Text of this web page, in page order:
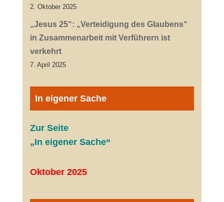
2. Oktober 2025
„Jesus 25“: „Verteidigung des Glaubens“
in Zusammenarbeit mit Verführern ist
verkehrt
7. April 2025
In eigener Sache
Zur Seite
„In eigener Sache“
Oktober 2025